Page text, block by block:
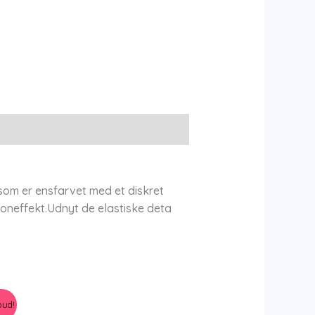
er ensfarvet med et diskret
de elastiske deta